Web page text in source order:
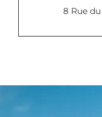
8 Rue